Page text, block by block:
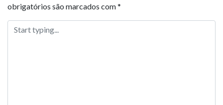
obrigatórios são marcados com*